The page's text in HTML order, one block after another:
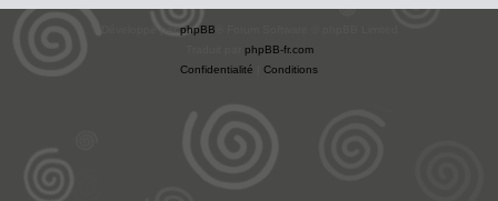
phpBB
phpBB-fr.com
Confidentialité
Conditions